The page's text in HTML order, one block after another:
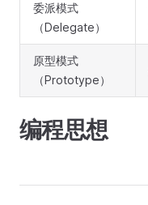
委派模式
（Delegate）
原型模式
（Prototype）
编程思想